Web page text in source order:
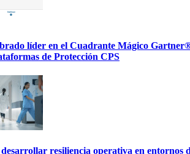
líder en el Cuadrante Mágico
de Protección CPS
resiliencia operativa en entornos